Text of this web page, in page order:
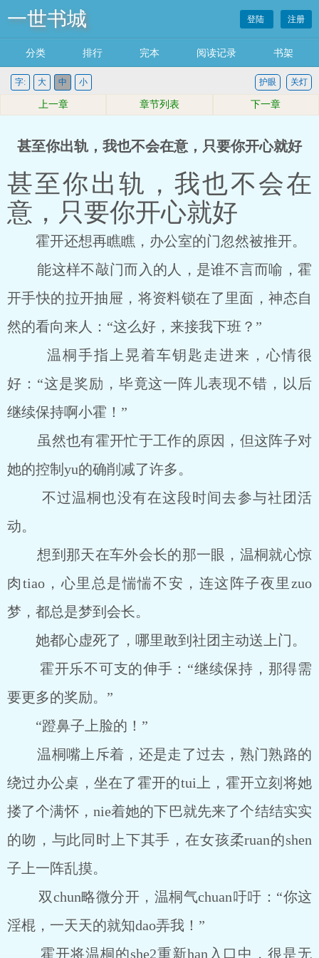
一世书城 登陆 注册
分类 排行 完本 阅读记录 书架
字: 大 中 小 关灯
护眼
上一章 章节列表 下一章
甚至你出轨，我也不会在意，只要你开心就好
甚至你出轨，我也不会在
意，只要你开心就好
霍开还想再瞧瞧，办公室的门忽然被推开。
能这样不敲门而入的人，是谁不言而喻，霍
开手快的拉开抽屉，将资料锁在了里面，神态自
然的看向来人：“这么好，来接我下班？”
温桐手指上晃着车钥匙走进来，心情很
好：“这是奖励，毕竟这一阵儿表现不错，以后
继续保持啊小霍！”
虽然也有霍开忙于工作的原因，但这阵子对
她的控制yu的确削减了许多。
不过温桐也没有在这段时间去参与社团活
动。
想到那天在车外会长的那一眼，温桐就心惊
肉tiao，心里总是惴惴不安，连这阵子夜里zuo
梦，都总是梦到会长。
她都心虚死了，哪里敢到社团主动送上门。
霍开乐不可支的伸手：“继续保持，那得需
要更多的奖励。”
“蹬鼻子上脸的！”
温桐嘴上斥着，还是走了过去，熟门熟路的
绕过办公桌，坐在了霍开的tui上，霍开立刻将她
搂了个满怀，nie着她的下巴就先来了个结结实实
的吻，与此同时上下其手，在女孩柔ruan的shen
子上一阵乱摸。
双chun略微分开，温桐气chuan吁吁：“你这
淫棍，一天天的就知dao弄我！”
霍开将温桐的she2重新han入口中，很是无